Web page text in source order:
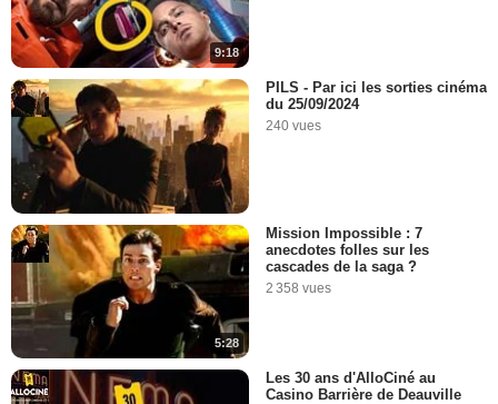
9:18
PILS - Par ici les sorties cinéma
du 25/09/2024
240 vues
5:28
Mission Impossible : 7
anecdotes folles sur les
cascades de la saga ?
2 358 vues
Les 30 ans d'AlloCiné au
Casino Barrière de Deauville